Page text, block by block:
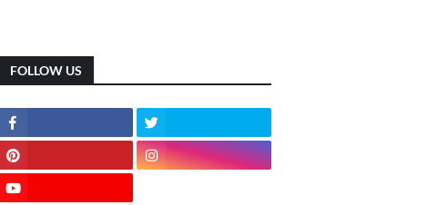
FOLLOW US